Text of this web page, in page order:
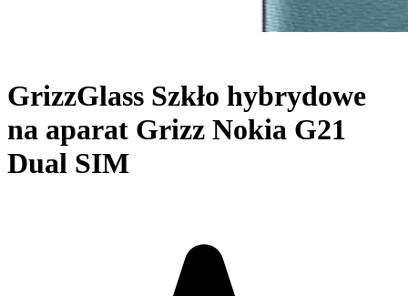
GrizzGlass Szkło hybrydowe
na aparat Grizz Nokia G21
Dual SIM